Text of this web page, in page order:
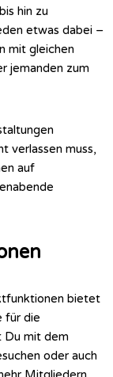
hin zu
etwas dabei –
mit gleichen
jemanden zum
verlassen muss,
auf
bietet
für die
Du mit dem
oder auch